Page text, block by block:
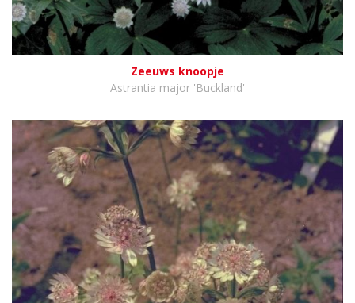
Zeeuws knoopje
Astrantia major 'Buckland'